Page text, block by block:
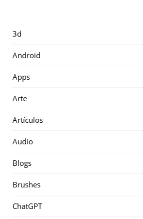
3d
Android
Apps
Arte
Artículos
Audio
Blogs
Brushes
ChatGPT